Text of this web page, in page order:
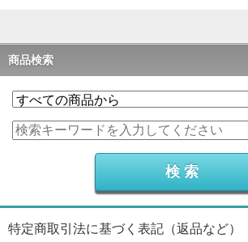
商品検索
特定商取引法に基づく表記（返品など）